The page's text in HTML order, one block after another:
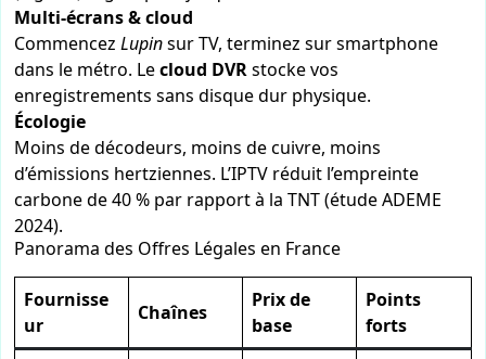
Multi-écrans & cloud
Commencez Lupinsur TV, terminez sur smartphone
dans le métro. Lecloud DVRstocke vos
enregistrements sans disque dur physique.
Écologie
Moins de décodeurs, moins de cuivre, moins
d’émissions hertziennes. L’IPTV réduit l’empreinte
carbone de 40 % par rapport à la TNT (étude ADEME
2024).
Panorama des Offres Légales en France
Fournisse
ur
Chaînes
Prix de
base
Points
forts